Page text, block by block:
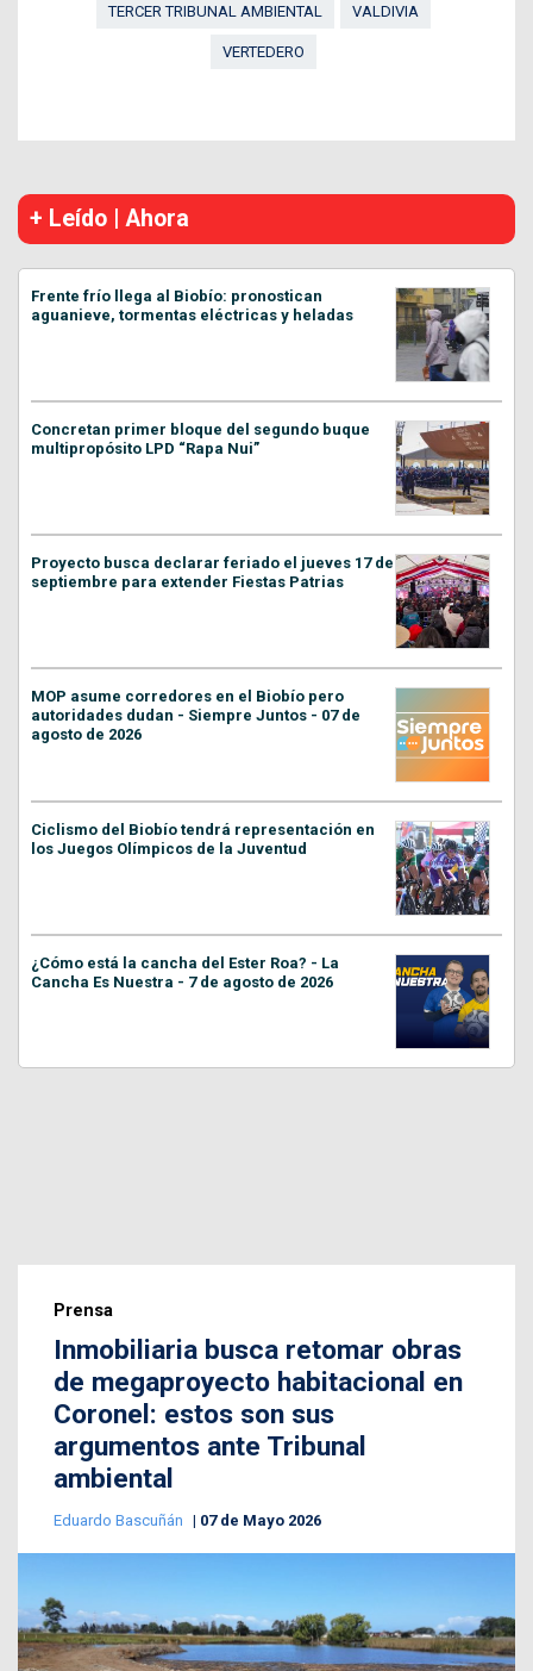
TERCER TRIBUNAL AMBIENTAL VALDIVIA
VERTEDERO
+ Leído | Ahora
Frente frío llega al Biobío: pronostican
aguanieve, tormentas eléctricas y heladas
Concretan primer bloque del segundo buque
multipropósito LPD “Rapa Nui”
Proyecto busca declarar feriado el jueves 17 de
septiembre para extender Fiestas Patrias
MOP asume corredores en el Biobío pero
autoridades dudan - Siempre Juntos - 07 de
agosto de 2026
Ciclismo del Biobío tendrá representación en
los Juegos Olímpicos de la Juventud
¿Cómo está la cancha del Ester Roa? - La
Cancha Es Nuestra - 7 de agosto de 2026
Prensa
Inmobiliaria busca retomar obras
de megaproyecto habitacional en
Coronel: estos son sus
argumentos ante Tribunal
ambiental
Eduardo Bascuñán 07 de Mayo 2026